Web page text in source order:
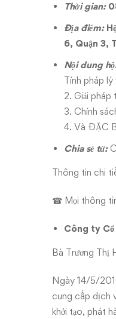
hợp
trên
phần
mềm
tại
TP.
HCM
Thời gian:
Địa điểm:
6, Quận 3,
Nội dung
Tính pháp
2. Giải
3. Chính
4. Và ĐẶC
Chia sẻ từ:
Thông tin chi
☎ Mọi thông
Công ty Cổ
Bà Trương Thị
Ngày 14/5/
cung cấp dịch
khởi tạo, phát